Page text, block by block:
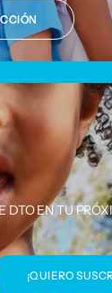
DTO EN TU
¡QUIERO